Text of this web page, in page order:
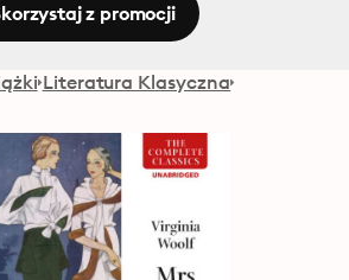
z promocji
Literatura Klasyczna